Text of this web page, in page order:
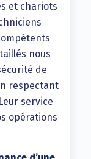
et chariots
nous
de
respectant
service
opérations